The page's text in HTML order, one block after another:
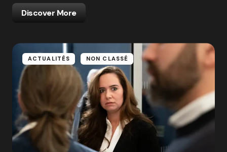
Discover More
ACTUALITÉS NON CLASSÉ